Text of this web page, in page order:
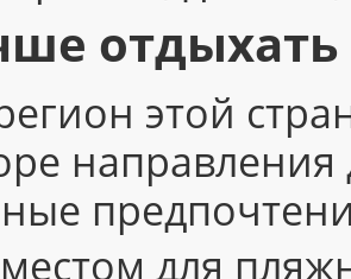
этой
направления
для